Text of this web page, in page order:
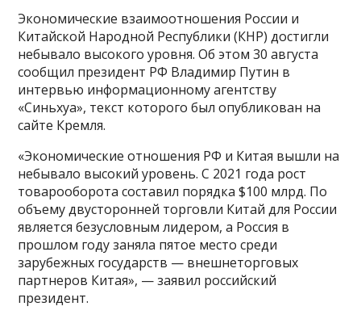
Экономические взаимоотношения России и
Китайской Народной Республики (КНР) достигли
небывало высокого уровня. Об этом 30 августа
сообщил президент РФ Владимир Путин в
интервью информационному агентству
«Cиньхуа», текст которого был опубликован на
сайте Кремля.
«Экономические отношения РФ и Китая вышли на
небывало высокий уровень. С 2021 года рост
товарооборота составил порядка $100 млрд. По
объему двусторонней торговли Китай для России
является безусловным лидером, а Россия в
прошлом году заняла пятое место среди
зарубежных государств — внешнеторговых
партнеров Китая», — заявил российский
президент.